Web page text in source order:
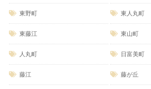
東野町 東人丸町
東藤江 東山町
人丸町 日富美町
藤江 藤が丘